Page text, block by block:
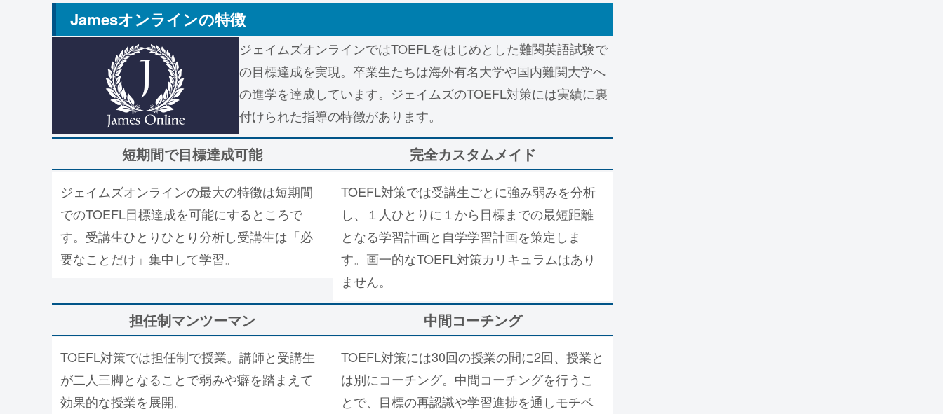
Jamesオンラインの特徴
ジェイムズオンラインではTOEFLをはじめとした難関英語試験で
の目標達成を実現。卒業生たちは海外有名大学や国内難関大学へ
の進学を達成しています。ジェイムズのTOEFL対策には実績に裏
付けられた指導の特徴があります。
短期間で目標達成可能
ジェイムズオンラインの最大の特徴は短期間
でのTOEFL目標達成を可能にするところで
す。受講生ひとりひとり分析し受講生は「必
要なことだけ」集中して学習。
完全カスタムメイド
TOEFL対策では受講生ごとに強み弱みを分析
し、１人ひとりに１から目標までの最短距離
となる学習計画と自学学習計画を策定しま
す。画一的なTOEFL対策カリキュラムはあり
ません。
担任制マンツーマン
TOEFL対策では担任制で授業。講師と受講生
が二人三脚となることで弱みや癖を踏まえて
効果的な授業を展開。
中間コーチング
TOEFL対策には30回の授業の間に2回、授業と
は別にコーチング。中間コーチングを行うこ
とで、目標の再認識や学習進捗を通しモチベ